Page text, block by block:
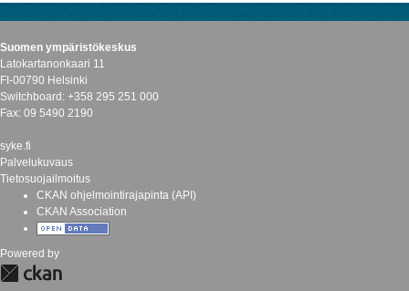
Suomen ympäristökeskus
Latokartanonkaari 11
FI-00790 Helsinki
Switchboard: +358 295 251 000
Fax: 09 5490 2190
syke.fi
Palvelukuvaus
Tietosuojailmoitus
CKAN ohjelmointirajapinta (API)
CKAN Association
Powered by